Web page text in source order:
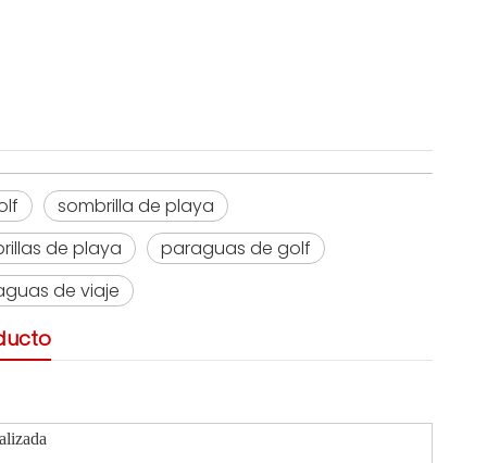
sombrilla de playa
de playa
paraguas de golf
de viaje